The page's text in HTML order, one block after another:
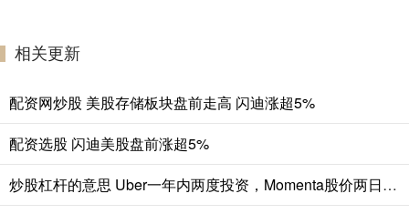
相关更新
配资网炒股 美股存储板块盘前走高 闪迪涨超5%
配资选股 闪迪美股盘前涨超5%
炒股杠杆的意思 Uber一年内两度投资，Momenta股价两日累计涨超18%